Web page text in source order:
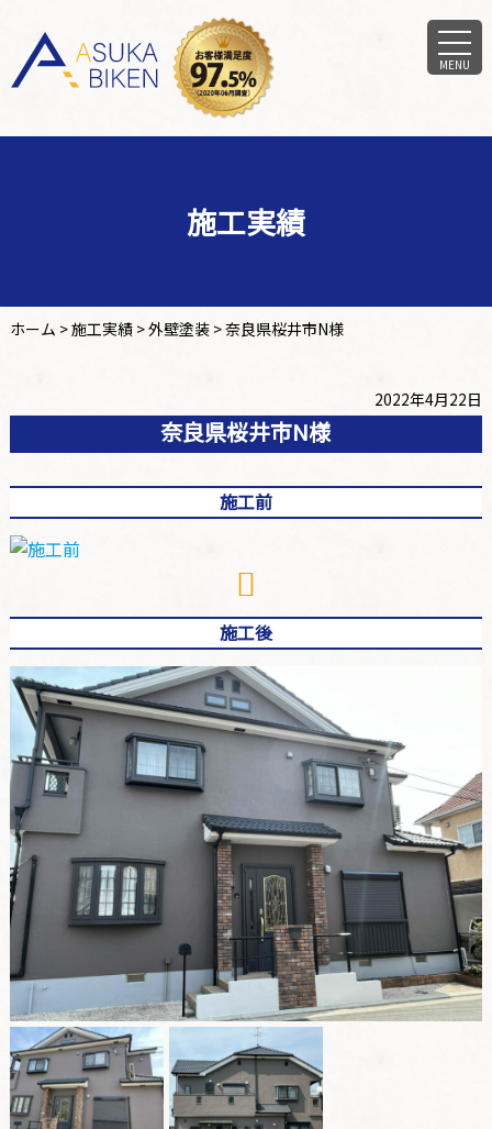
MENU
施工実績
ホーム >施工実績>外壁塗装>奈良県桜井市N様
2022年4月22日
奈良県桜井市N様
施工前
施工後